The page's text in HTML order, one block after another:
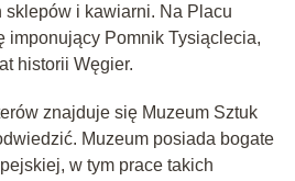
sklepów i kawiarni. Na Placu
imponujący Pomnik Tysiąclecia,
historii Węgier.
znajduje się Muzeum Sztuk
Muzeum posiada bogate
w tym prace takich